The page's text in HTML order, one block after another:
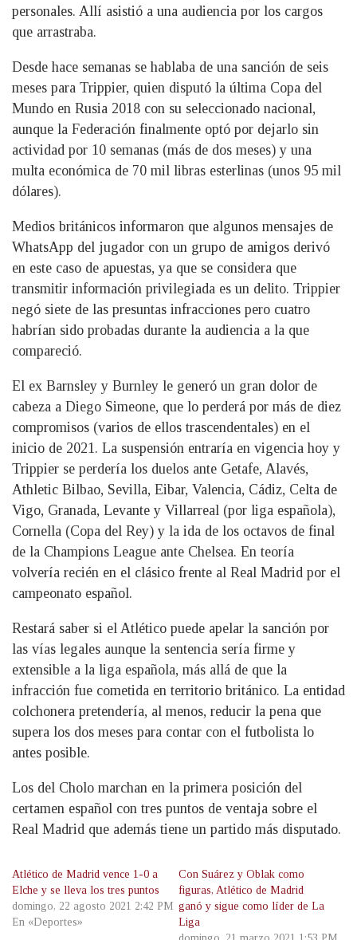
personales. Allí asistió a una audiencia por los cargos
que arrastraba.
Desde hace semanas se hablaba de una sanción de seis
meses para Trippier, quien disputó la última Copa del
Mundo en Rusia 2018 con su seleccionado nacional,
aunque la Federación finalmente optó por dejarlo sin
actividad por 10 semanas (más de dos meses) y una
multa económica de 70 mil libras esterlinas (unos 95 mil
dólares).
Medios británicos informaron que algunos mensajes de
WhatsApp del jugador con un grupo de amigos derivó
en este caso de apuestas, ya que se considera que
transmitir información privilegiada es un delito. Trippier
negó siete de las presuntas infracciones pero cuatro
habrían sido probadas durante la audiencia a la que
compareció.
El ex Barnsley y Burnley le generó un gran dolor de
cabeza a Diego Simeone, que lo perderá por más de diez
compromisos (varios de ellos trascendentales) en el
inicio de 2021. La suspensión entraría en vigencia hoy y
Trippier se perdería los duelos ante Getafe, Alavés,
Athletic Bilbao, Sevilla, Eibar, Valencia, Cádiz, Celta de
Vigo, Granada, Levante y Villarreal (por liga española),
Cornella (Copa del Rey) y la ida de los octavos de final
de la Champions League ante Chelsea. En teoría
volvería recién en el clásico frente al Real Madrid por el
campeonato español.
Restará saber si el Atlético puede apelar la sanción por
las vías legales aunque la sentencia sería firme y
extensible a la liga española, más allá de que la
infracción fue cometida en territorio británico. La entidad
colchonera pretendería, al menos, reducir la pena que
supera los dos meses para contar con el futbolista lo
antes posible.
Los del Cholo marchan en la primera posición del
certamen español con tres puntos de ventaja sobre el
Real Madrid que además tiene un partido más disputado.
Atlético de Madrid vence 1-0 a
Elche y se lleva los tres puntos
domingo, 22 agosto 2021 2:42 PM
En «Deportes»
Con Suárez y Oblak como
figuras, Atlético de Madrid
ganó y sigue como líder de La
Liga